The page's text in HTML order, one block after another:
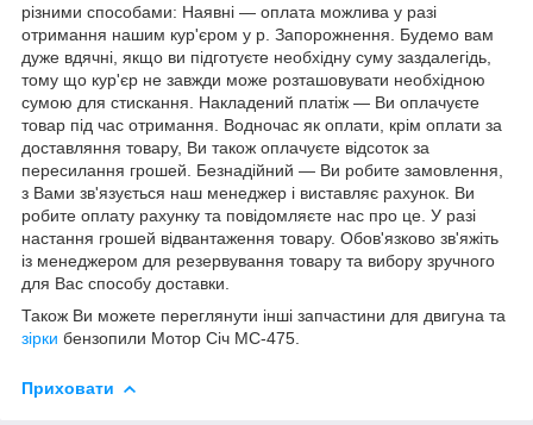
різними способами: Наявні ― оплата можлива у разі
отримання нашим кур'єром у р. Запорожнення. Будемо вам
дуже вдячні, якщо ви підготуєте необхідну суму заздалегідь,
тому що кур'єр не завжди може розташовувати необхідною
сумою для стискання. Накладений платіж ― Ви оплачуєте
товар під час отримання. Водночас як оплати, крім оплати за
доставляння товару, Ви також оплачуєте відсоток за
пересилання грошей. Безнадійний ― Ви робите замовлення,
з Вами зв'язується наш менеджер і виставляє рахунок. Ви
робите оплату рахунку та повідомляєте нас про це. У разі
настання грошей відвантаження товару. Обов'язково зв'яжіть
із менеджером для резервування товару та вибору зручного
для Вас способу доставки.
Також Ви можете переглянути інші запчастини для двигуна та
зірки бензопили Мотор Січ МС-475.
Приховати